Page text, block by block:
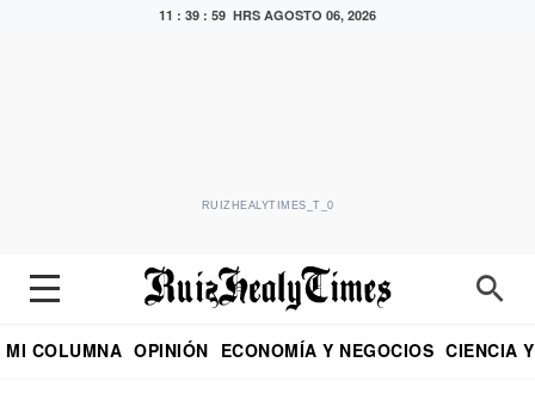
11 : 40 : 00 HRS AGOSTO 06, 2026
RUIZHEALYTIMES_T_0
MI COLUMNA OPINIÓN ECONOMÍA Y NEGOCIOS CIENCIA